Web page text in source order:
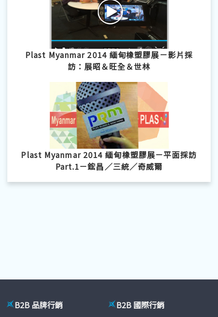
Plast Myanmar 2014 緬甸橡塑膠展－影片採
訪：展昭＆旺全＆世林
Plast Myanmar 2014 緬甸橡塑膠展－平面採訪
Part.1－鋐昌／三統／奇威爾
B2B 品牌行銷 B2B 國際行銷